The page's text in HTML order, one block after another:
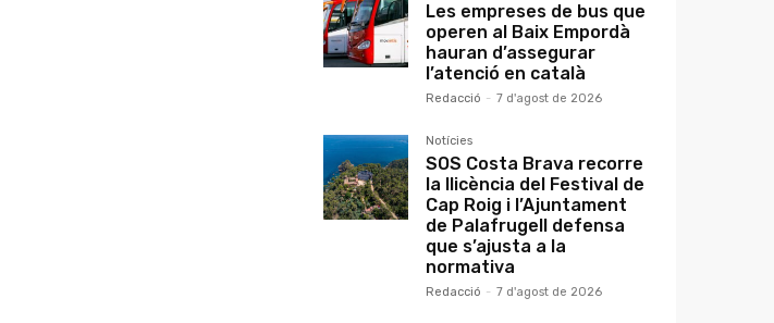
Les empreses de bus que
operen al Baix Empordà
hauran d’assegurar
l’atenció en català
Redacció - 7 d'agost de 2026
Notícies
SOS Costa Brava recorre
la llicència del Festival de
Cap Roig i l’Ajuntament
de Palafrugell defensa
que s’ajusta a la
normativa
Redacció - 7 d'agost de 2026